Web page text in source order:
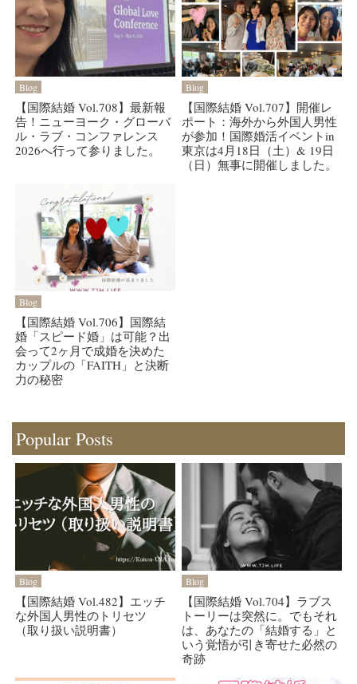
Blog
【国際結婚 Vol.708】最新報
告！ニューヨーク・グローバ
ル・ラブ・コンファレンス
2026へ行って参りました。
Blog
【国際結婚 Vol.707】開催レ
ポート：海外から外国人男性
が参加！国際婚活イベントin
東京は4月18日（土）& 19日
（日）無事に開催しました。
Blog
【国際結婚 Vol.706】国際結
婚「スピード婚」は可能？出
会って2ヶ月で成婚を決めた
カップルの「FAITH」と決断
力の秘密
Popular Posts
Blog
【国際結婚 Vol.482】エッチ
な外国人男性のトリセツ
（取り扱い説明書）
Blog
【国際結婚 Vol.704】ラブス
トーリーは突然に。でもそれ
は、あなたの「結婚する」と
いう覚悟が引き寄せた必然の
奇跡